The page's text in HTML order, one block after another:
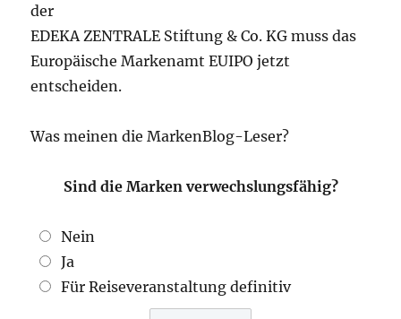
der
EDEKA ZENTRALE Stiftung & Co. KG muss das
Europäische Markenamt EUIPO jetzt
entscheiden.
Was meinen die MarkenBlog-Leser?
Sind die Marken verwechslungsfähig?
Nein
Ja
Für Reiseveranstaltung definitiv